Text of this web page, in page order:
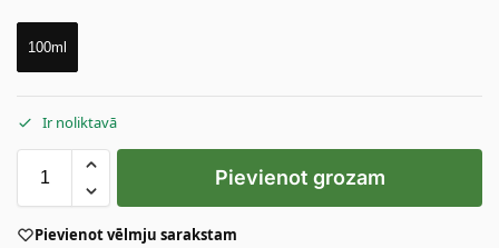
100ml
Ir noliktavā
Pievienot grozam
Pievienot vēlmju sarakstam